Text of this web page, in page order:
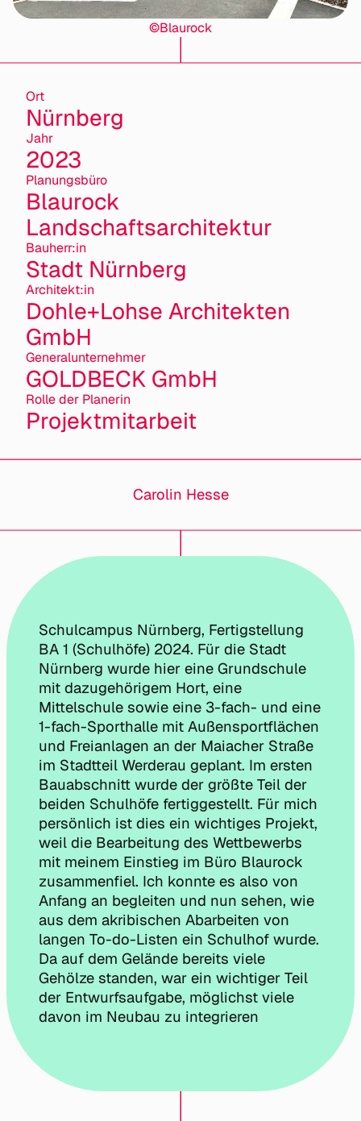
©Blaurock
Ort
Nürnberg
Jahr
2023
Planungsbüro
Blaurock
Landschaftsarchitektur
Bauherr:in
Stadt Nürnberg
Architekt:in
Dohle+Lohse Architekten
GmbH
General­unternehmer
GOLDBECK GmbH
Rolle der Planerin
Projektmitarbeit
Carolin Hesse
Schulcampus Nürnberg, Fertigstellung
BA 1 (Schulhöfe) 2024. Für die Stadt
Nürnberg wurde hier eine Grundschule
mit dazugehörigem Hort, eine
Mittelschule sowie eine 3-fach- und eine
1-fach-Sporthalle mit Außensportflächen
und Freianlagen an der Maiacher Straße
im Stadtteil Werderau geplant. Im ersten
Bauabschnitt wurde der größte Teil der
beiden Schulhöfe fertiggestellt. Für mich
persönlich ist dies ein wichtiges Projekt,
weil die Bearbeitung des Wettbewerbs
mit meinem Einstieg im Büro Blaurock
zusammenfiel. Ich konnte es also von
Anfang an begleiten und nun sehen, wie
aus dem akribischen Abarbeiten von
langen To-do-Listen ein Schulhof wurde.
Da auf dem Gelände bereits viele
Gehölze standen, war ein wichtiger Teil
der Entwurfsaufgabe, möglichst viele
davon im Neubau zu integrieren